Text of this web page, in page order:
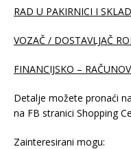
RAD U PAKIRNICI I
VOZAČ / DOSTAVLJAČ
FINANCIJSKO –
Detalje možete pronaći
na FB stranici Shopping
Zainteresirani mogu: